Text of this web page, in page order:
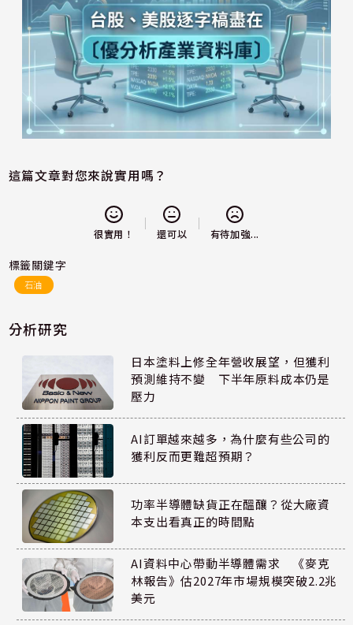
這篇文章對您來說實用嗎？
很實用！ 還可以 有待加強...
標籤關鍵字
石油
分析研究
日本塗料上修全年營收展望，但獲利
預測維持不變 下半年原料成本仍是
壓力
AI訂單越來越多，為什麼有些公司的
獲利反而更難超預期？
功率半導體缺貨正在醞釀？從大廠資
本支出看真正的時間點
AI資料中心帶動半導體需求 《麥克
林報告》估2027年市場規模突破2.2兆
美元